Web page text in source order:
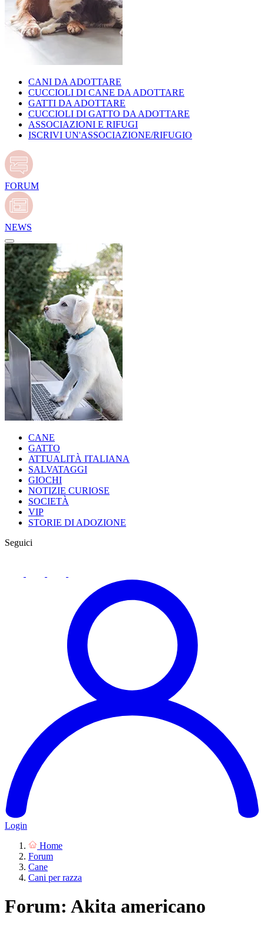
CANI DA ADOTTARE
CUCCIOLI DI CANE DA ADOTTARE
GATTI DA ADOTTARE
CUCCIOLI DI GATTO DA ADOTTARE
ASSOCIAZIONI E RIFUGI
ISCRIVI UN'ASSOCIAZIONE/RIFUGIO
FORUM
NEWS
CANE
GATTO
ATTUALITÀ ITALIANA
SALVATAGGI
GIOCHI
NOTIZIE CURIOSE
SOCIETÀ
VIP
STORIE DI ADOZIONE
Seguici
Login
Home
Forum
Cane
Cani per razza
Forum: Akita americano